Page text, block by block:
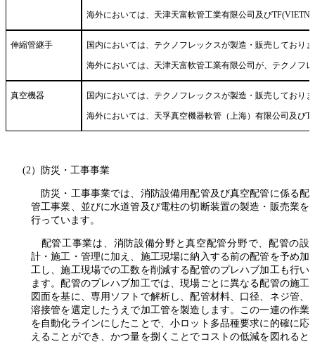
海外においては、天津天富軟管工業有限公司及び
伸縮管継手 国内においては、テクノフレックスが製造・販売しており
海外においては、天津天富軟管工業有限公司が、テクノフ
真空機器 国内においては、テクノフレックスが製造・販売しており
海外においては、天孚真空機器軟管（上海）有限公司及び
(2）防災・工事事業
防災・工事事業では、消防設備用配管及び真空配管に係る配
管工事業、並びに水道管及び電柱の切断装置の製造・販売業を
行っています。
配管工事業は、消防設備分野と真空配管分野で、配管の設
計・施工・管理に加え、施工現場に納入する前の配管を予め加
工し、施工現場での工数を削減する配管のプレハブ加工も行い
ます。配管のプレハブ加工では、現場ごとに異なる配管の施工
図面を基に、専用ソフトで解析し、配管材料、口径、ネジ管、
溶接管を選定したうえで加工管を製造します。この一連の作業
を自動化ラインにしたことで、小ロット多品種要求に的確に応
えることができ、かつ量を捌くことでコストの低減を図れると